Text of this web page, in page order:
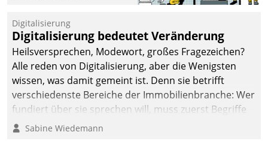
Jahresbeginn eine
Überblick, Einsicht und
Eingriff bietende Lösung.
Zur Entwicklung setzte
man auf
Cloudtechnologie,
bewährte und Startup-
agile Projektmethoden.
Digitalisierung
Digitalisierung bedeutet Veränderung
Heilsversprechen, Modewort, großes Fragezeichen?
Alle reden von Digitalisierung, aber die Wenigsten
wissen, was damit gemeint ist. Denn sie betrifft
verschiedenste Bereiche der Immobilienbranche: Wer
fundiert über sie sprechen will, muss zuerst Begriffe
klären. Ein Aspekt ist die betriebliche Optimierung:
Sabine Wiedemann